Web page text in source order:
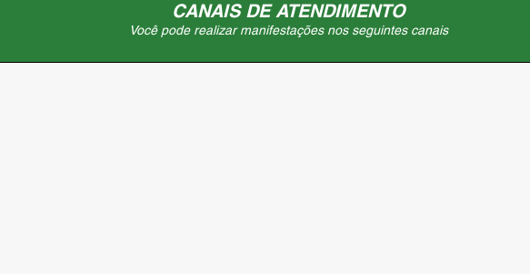
CANAIS DE ATENDIMENTO
Você pode realizar manifestações nos seguintes canais